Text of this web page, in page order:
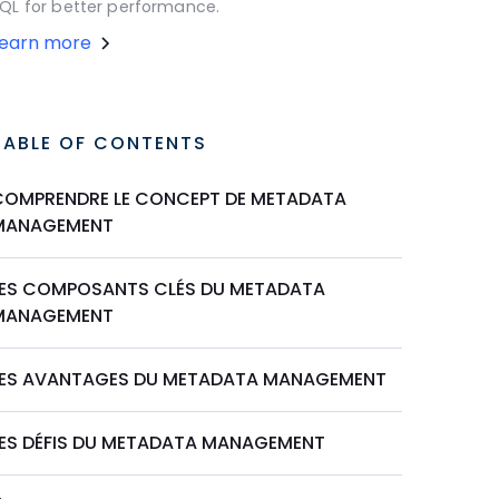
for better performance.
more
OF CONTENTS
LE CONCEPT DE METADATA
COMPOSANTS CLÉS DU METADATA
AVANTAGES DU METADATA MANAGEMENT
DÉFIS DU METADATA MANAGEMENT